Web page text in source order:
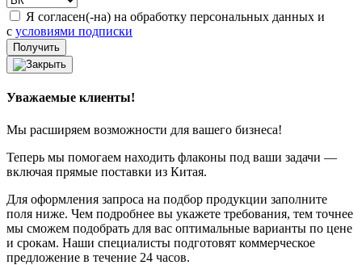
Я согласен(-на) на обработку персональных данных и
с условиями подписки
Уважаемые клиенты!
Мы расширяем возможности для вашего бизнеса!
Теперь мы помогаем находить флаконы под ваши задачи —
включая прямые поставки из Китая.
Для оформления запроса на подбор продукции заполните
поля ниже. Чем подробнее вы укажете требования, тем точнее
мы сможем подобрать для вас оптимальные варианты по цене
и срокам. Наши специалисты подготовят коммерческое
предложение в течение 24 часов.